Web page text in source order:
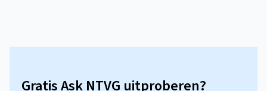
Gratis Ask NTVG uitproberen?